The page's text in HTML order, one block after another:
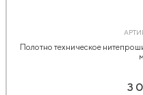
Полотно техническое
3